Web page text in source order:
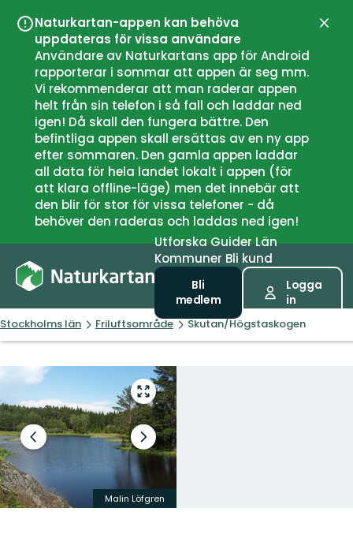
Naturkartan-appen kan behöva
uppdateras för vissa användare
Användare av Naturkartans app för Android
rapporterar i sommar att appen är seg mm.
Vi rekommenderar att man raderar appen
helt från sin telefon i så fall och laddar ned
igen! Då skall den fungera bättre. Den
befintliga appen skall ersättas av en ny app
efter sommaren. Den gamla appen laddar
all data för hela landet lokalt i appen (för
att klara offline-läge) men det innebär att
den blir för stor för vissa telefoner - då
behöver den raderas och laddas ned igen!
UtforskaGuiderLän
Kommuner Bli kund
Bli
medlem
Logga
in
Stockholms län Friluftsområde Skutan/Högstaskogen
Gå
till
helskärmsläge
Föregående
bild
Nästa
bildspel
Malin Löfgren